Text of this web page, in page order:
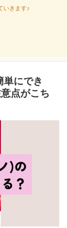
いきます♪
にでき
点がこち